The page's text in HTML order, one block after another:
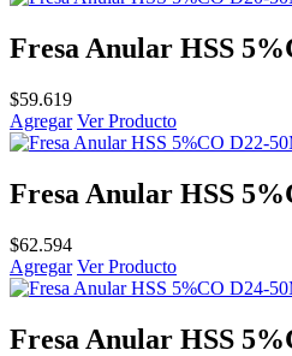
Fresa Anular HSS
$59.619
Agregar Ver Producto
Fresa Anular HSS
$62.594
Agregar Ver Producto
Fresa Anular HSS